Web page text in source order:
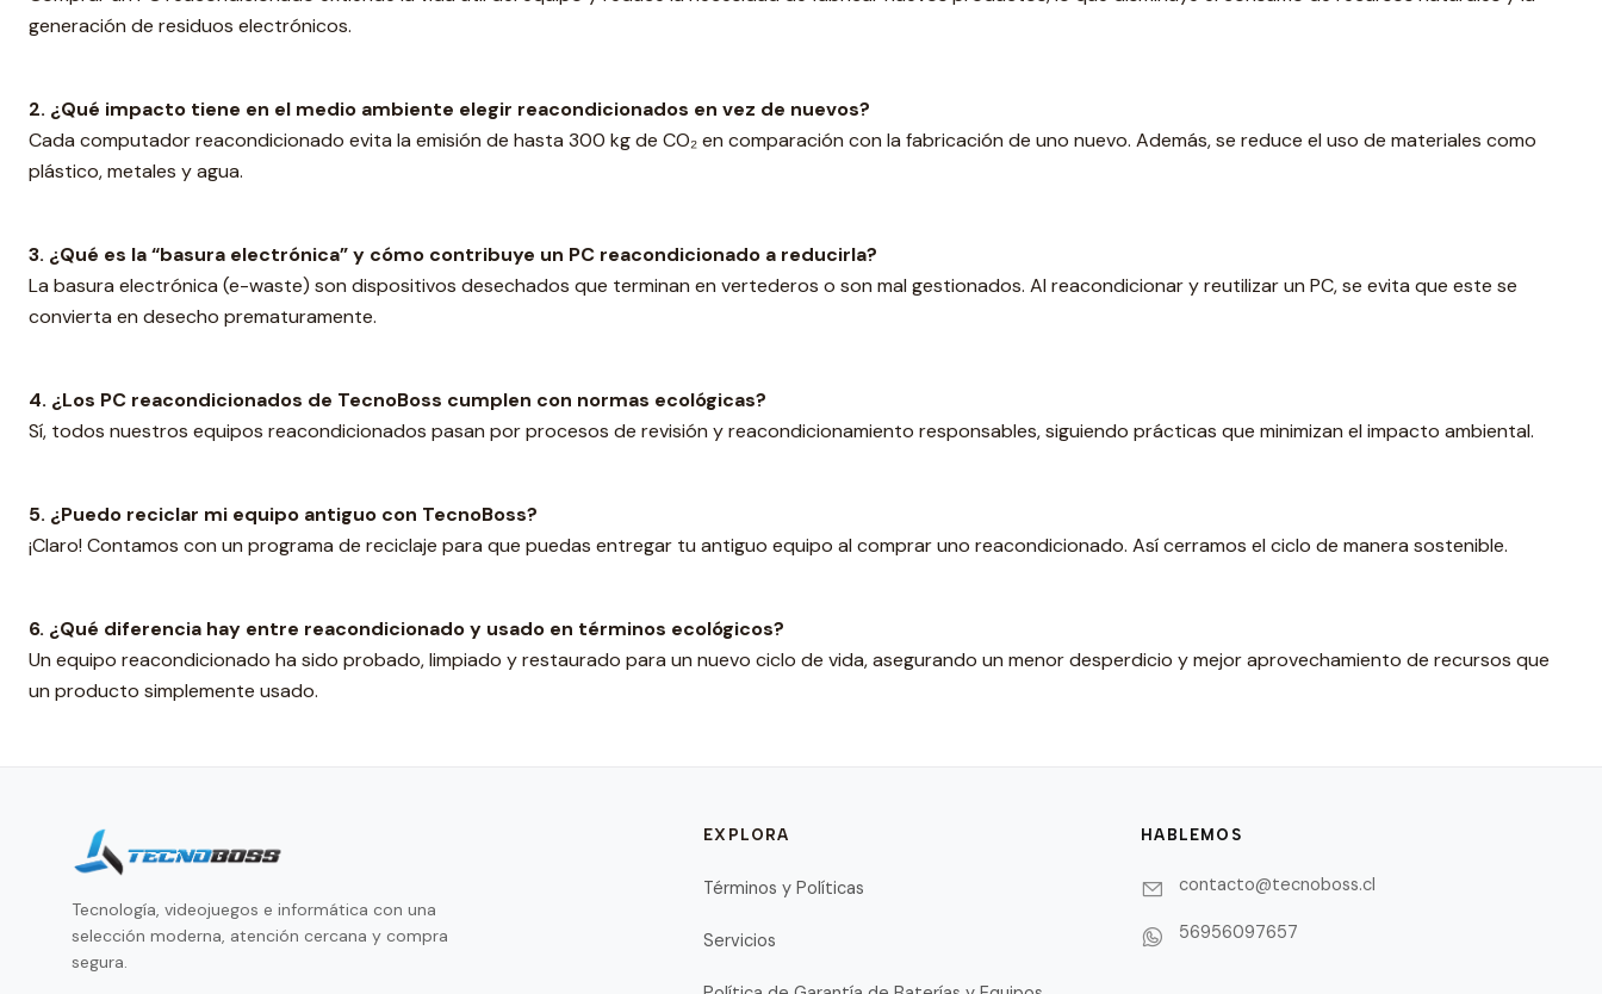
generación de residuos electrónicos.
2. ¿Qué impacto tiene en el medio ambiente elegir reacondicionados en vez de nuevos?
Cada computador reacondicionado evita la emisión de hasta 300 kg de CO₂ en comparación con la fabricación de uno nuevo. Además, se reduce el uso de materiales como
plástico, metales y agua.
3. ¿Qué es la “basura electrónica” y cómo contribuye un PC reacondicionado a reducirla?
La basura electrónica (e-waste) son dispositivos desechados que terminan en vertederos o son mal gestionados. Al reacondicionar y reutilizar un PC, se evita que este se
convierta en desecho prematuramente.
4. ¿Los PC reacondicionados de TecnoBoss cumplen con normas ecológicas?
Sí, todos nuestros equipos reacondicionados pasan por procesos de revisión y reacondicionamiento responsables, siguiendo prácticas que minimizan el impacto ambiental.
5. ¿Puedo reciclar mi equipo antiguo con TecnoBoss?
¡Claro! Contamos con un programa de reciclaje para que puedas entregar tu antiguo equipo al comprar uno reacondicionado. Así cerramos el ciclo de manera sostenible.
6. ¿Qué diferencia hay entre reacondicionado y usado en términos ecológicos?
Un equipo reacondicionado ha sido probado, limpiado y restaurado para un nuevo ciclo de vida, asegurando un menor desperdicio y mejor aprovechamiento de recursos que
un producto simplemente usado.
Tecnología, videojuegos e informática con una
selección moderna, atención cercana y compra
segura.
EXPLORA
Términos y Políticas
Servicios
HABLEMOS
contacto@tecnoboss.cl
56956097657